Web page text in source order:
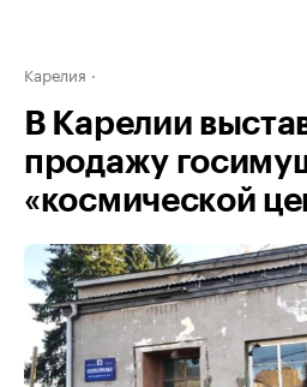
Карелия
В Карелии
продажу
«космической